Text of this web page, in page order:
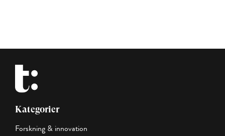
Kategorier
Forskning & innovation